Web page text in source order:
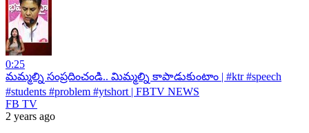
0:25
మమ్మల్ని సంప్రదించండి.. మిమ్మల్ని కాపాడుకుంటాం | #ktr #speech
#students #problem #ytshort | FBTV NEWS
FB TV
2 years ago